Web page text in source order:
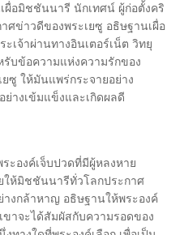
ผื่อมิชชันนารี นักเทศน์ ผู้ก่อตั้งคริ
ศข่าวดีของพระเยซู อธิษฐานเผื่อ
จ้าผ่านทางอินเตอร์เน็ต วิทยุ
บข้อความแห่งความรักของ
ซู ให้มันแพร่กระจายอย่าง
างเข้มแข็งและเกิดผลดี
ะองค์เจ็บปวดที่มีผู้หลงหาย
ให้มิชชันนารีทั่วโลกประกาศ
างกล้าหาญ อธิษฐานให้พระองค์
ขาจะได้สัมผัสกับความรอดของ